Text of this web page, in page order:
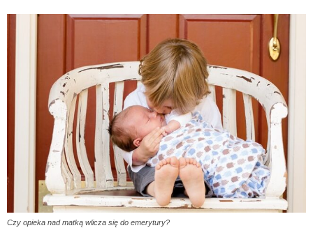
Czy opieka nad matką wlicza się do emerytury?